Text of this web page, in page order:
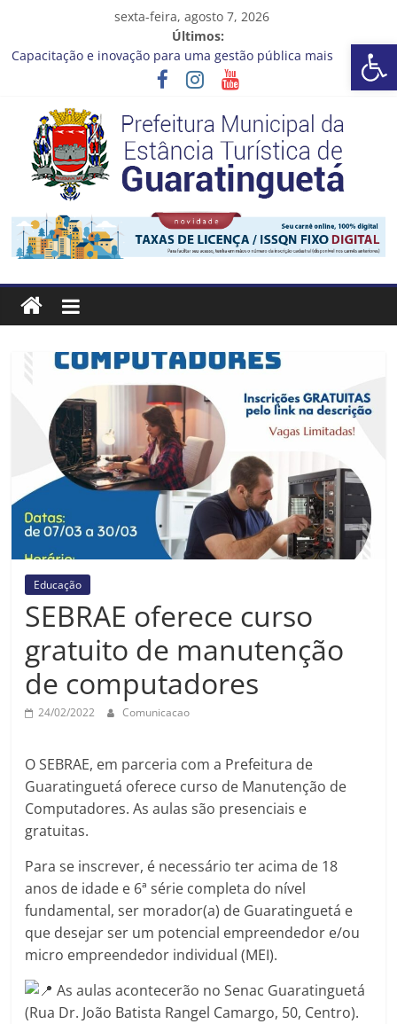
Barra de Ferramentas Aberta
sexta-feira, agosto 7, 2026
Últimos:
Capacitação e inovação para uma gestão pública mais
Seu próximo emprego pode estar mais perto do que você
imagina
Novo curso no Qualifica Guará
Prefeitura de Guaratinguetá divulga novo cronograma dos
editais da PNAB
Guaratinguetá realizará ação de vacinação contra a Febre
Amarela na região da Rocinha
Prefeitura
Estância
Turística
Guaratinguetá
Prefeitura
Estância
Turística
Guaratinguetá
Educação
SEBRAE oferece curso
gratuito de manutenção
de computadores
24/02/2022 Comunicacao
O SEBRAE, em parceria com a Prefeitura de
Guaratinguetá oferece curso de Manutenção de
Computadores. As aulas são presenciais e
gratuitas.
Para se inscrever, é necessário ter acima de 18
anos de idade e 6ª série completa do nível
fundamental, ser morador(a) de Guaratinguetá e
que desejar ser um potencial empreendedor e/ou
micro empreendedor individual (MEI).
As aulas acontecerão no Senac Guaratinguetá
(Rua Dr. João Batista Rangel Camargo, 50, Centro).